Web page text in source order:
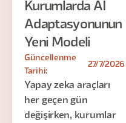
Kurumlarda AI
Adaptasyonunun
Yeni Modeli
Güncellenme
Tarihi:
27/7/2026
Yapay zeka araçları
her geçen gün
değişirken, kurumlar